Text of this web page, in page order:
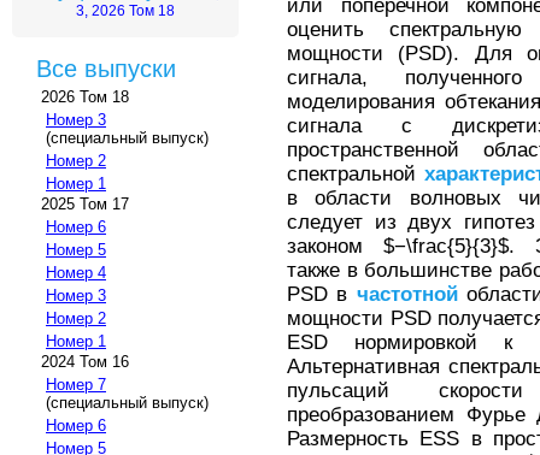
3, 2026 Том 18
Все выпуски
2026 Том 18
Номер 3
(специальный выпуск)
Номер 2
Номер 1
2025 Том 17
Номер 6
Номер 5
Номер 4
Номер 3
Номер 2
Номер 1
2024 Том 16
Номер 7
(специальный выпуск)
Номер 6
Номер 5
или поперечной
оценить
мощности (PSD). Для
сигнала,
моделирования
сигнала с
пространственной
спектральной
в области волновых
следует из двух
законом $−\frac{5}{3}$.
также в большинстве
PSD в частотной
мощности PSD
ESD нормировкой к
Альтернативная
пульсаций
преобразованием Фурье
Размерность ESS в